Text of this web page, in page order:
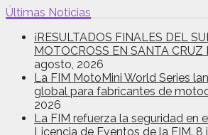
Últimas Noticias
¡RESULTADOS FINALES DEL
MOTOCROSS EN SANTA CRUZ
agosto, 2026
La FIM MotoMini World Series
global para fabricantes de
2026
La FIM refuerza la seguridad en
Licencia de Eventos de la FIM. 8